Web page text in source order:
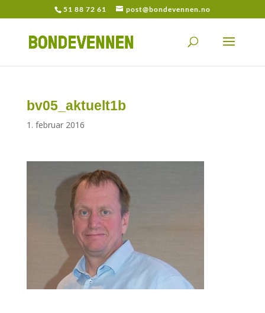
51 88 72 61 post@bondevennen.no
bv05_aktuelt1b
1. februar 2016